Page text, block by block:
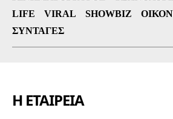
LIFE
VIRAL SHOWBIZ
ΣΥΝΤΑΓΈΣ
Η ΕΤΑΙΡΕΙΑ